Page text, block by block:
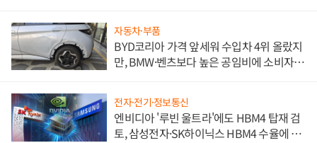
자동차·부품
BYD코리아 가격 앞세워 수입차 4위 올랐지
만, BMW·벤츠보다 높은 공임비에 소비자
전자·전기·정보통신
엔비디아 '루빈 울트라'에도 HBM4 탑재 검
토, 삼성전자·SK하이닉스 HBM4 수율에 주